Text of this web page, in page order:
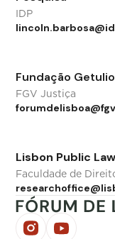
IDP
Fundação
FGV Justiça
Lisbon Public
Faculdade de